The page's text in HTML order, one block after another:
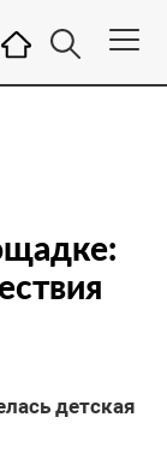
детская